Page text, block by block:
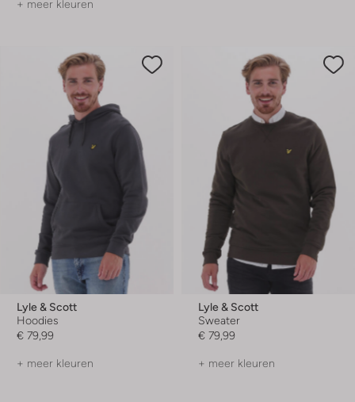
+ meer kleuren
Lyle & Scott
Hoodies
€ 79,99
+ meer kleuren
Lyle & Scott
Sweater
€ 79,99
+ meer kleuren